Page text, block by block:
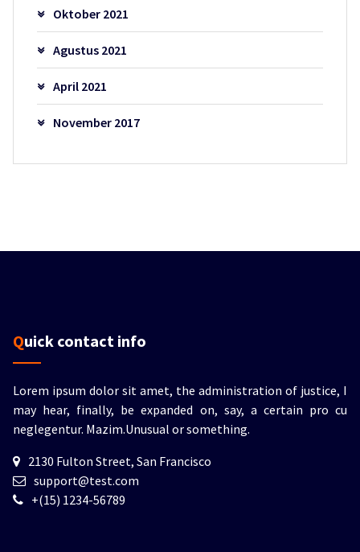
Oktober 2021
Agustus 2021
April 2021
November 2017
Quick contact info
Lorem ipsum dolor sit amet, the administration of justice, I
may hear, finally, be expanded on, say, a certain pro cu
neglegentur. Mazim.Unusual or something.
2130 Fulton Street, San Francisco
support@test.com
+(15) 1234-56789